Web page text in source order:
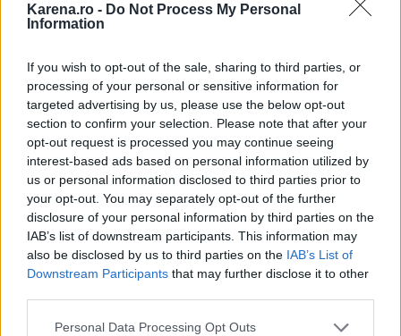
Karena.ro - Do Not Process My Personal
Information
If you wish to opt-out of the sale, sharing to third parties, or
processing of your personal or sensitive information for
targeted advertising by us, please use the below opt-out
section to confirm your selection. Please note that after your
opt-out request is processed you may continue seeing
interest-based ads based on personal information utilized by
us or personal information disclosed to third parties prior to
your opt-out. You may separately opt-out of the further
disclosure of your personal information by third parties on the
IAB’s list of downstream participants. This information may
also be disclosed by us to third parties on the IAB’s List of
Downstream Participants that may further disclose it to other
Please note that this website/app uses one or more Google
Personal Data Processing Opt Outs
3 zodii providențiale: îți fac bine, dacă
5 zodii care vor avea o vară perfectă
10 beneficii pe care le vei avea, dacă
dormi dezbracată
Această predispoziție este atribuită pigmentului
deschis la culoare. Totodată, pacienții care sunt
mai predispuși la dezvolta melanom, un alt timp de
cancer sunt cei care au ochii deschiși la culoare și
pielea mai albă, conform unuistudiu publicat în
, conform căruia doar 2000 de cazuri pe an